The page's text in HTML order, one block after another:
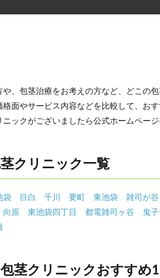
、包茎治療をお考えの方など、どこの
面やサービス内容などを比較して、お
ックがございましたら公式ホームページ
クリニック一覧
袋 目白 千川 要町 東池袋 雑司が谷
向原 東池袋四丁目 都電雑司ヶ谷 鬼
茎クリニックおすすめ